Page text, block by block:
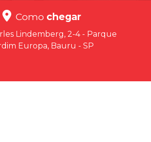
Como chegar
Lindemberg, 2-4 - Parque
Europa, Bauru - SP